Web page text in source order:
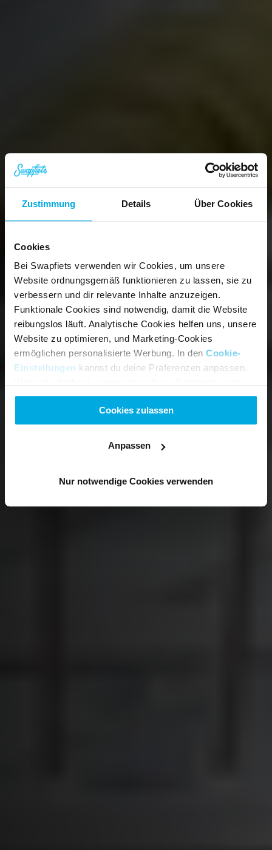
Zustimmung Details Über Cookies
Cookies
Bei Swapfiets verwenden wir Cookies, um unsere
Website ordnungsgemäß funktionieren zu lassen, sie zu
verbessern und dir relevante Inhalte anzuzeigen.
Funktionale Cookies sind notwendig, damit die Website
reibungslos läuft. Analytische Cookies helfen uns, unsere
Website zu optimieren, und Marketing-Cookies
ermöglichen personalisierte Werbung. In den Cookie-
Einstellungen kannst du deine Präferenzen anpassen.
analytische Cookies.
Cookies zulassen
Anpassen
Nur notwendige Cookies verwenden
Sorgenfrei fahren
mit dem
umfassenden
Diebstahlschutz.
Ab nur 3,90 € zusätzlich pro
Monat zu deinem Abo
Mehr erfahren